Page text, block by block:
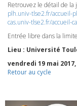
Retrouvez le détail de la
plh.univ-tlse2.fr/accueil-
cas.univ-tlse2.fr/accueil-
Entrée libre dans la
Lieu : Université
vendredi 19 mai 2017,
Retour au cycle